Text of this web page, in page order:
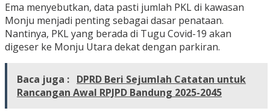
Ema menyebutkan, data pasti jumlah PKL di kawasan
Monju menjadi penting sebagai dasar penataan.
Nantinya, PKL yang berada di Tugu Covid-19 akan
digeser ke Monju Utara dekat dengan parkiran.
Baca juga : DPRD Beri Sejumlah Catatan untuk
Rancangan Awal RPJPD Bandung 2025-2045